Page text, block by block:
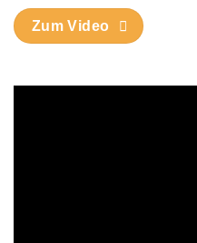
Zum Video